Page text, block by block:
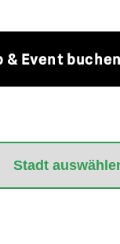
& Event buchen